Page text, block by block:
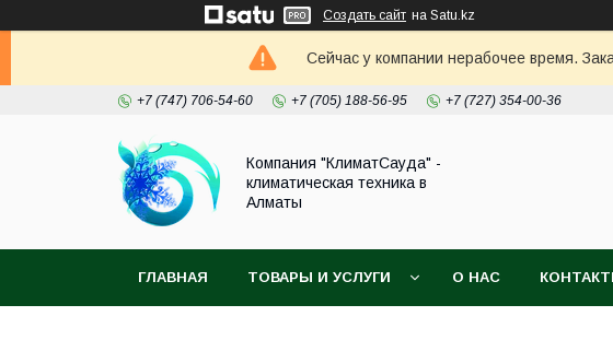
Создать сайт на Satu.kz
Сейчас у компании нерабочее время.
+7 (747) 706-54-60 +7 (705) 188-56-95 +7 (727) 354-00-36
Компания "КлиматСауда" -
климатическая техника в
Алматы
ГЛАВНАЯ ТОВАРЫ И УСЛУГИ О НАС